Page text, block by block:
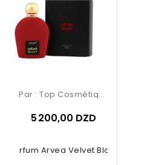
Parfum Arvea Velvet Bloom 100ml
Par : Top Cosmétiques
5 200,00 DZD